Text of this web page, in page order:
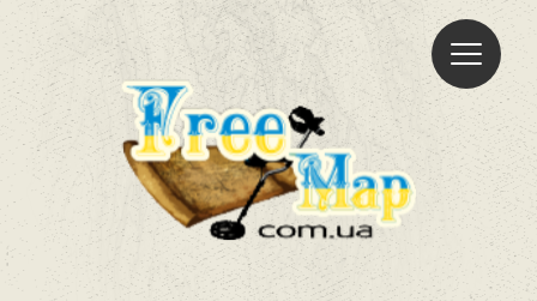
Freemap